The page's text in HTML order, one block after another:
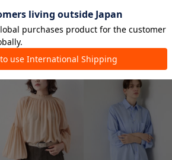
NEW 予約
Whim Gazette
ポプリンチュニックブラウ
ス
NEW 予約
ポプリンチュニックブラウ
ス
¥29,700